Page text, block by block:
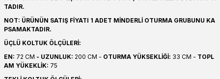
TADIR.
NOT: ÜRÜNÜN SATIŞ FİYATI 1 ADET MİNDERLİ OTURMA GRUBUNU KA
PSAMAKTADIR.
ÜÇLÜ KOLTUK ÖLÇÜLERİ:
EN: 72 CM - UZUNLUK: 200 CM - OTURMA YÜKSEKLİĞİ: 33 CM - TOPL
AM YÜKEKLİK: 75